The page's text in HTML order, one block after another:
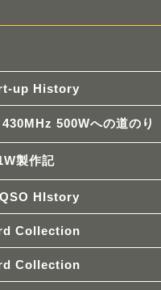
up History
500Wへの道のり
製作記
HIstory
Collection
Collection